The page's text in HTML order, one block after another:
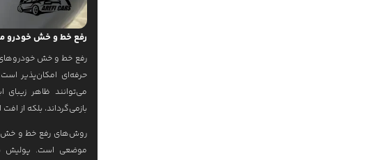
رفع خط و خش خودرو
رفع خط و خش
حرفه‌ای امکان‌پذیر
می‌توانند ظاهر زیبای
بازمی‌گرداند، بلکه از
موضعی است. پولیش